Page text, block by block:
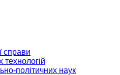
справи
технологій
політичних наук